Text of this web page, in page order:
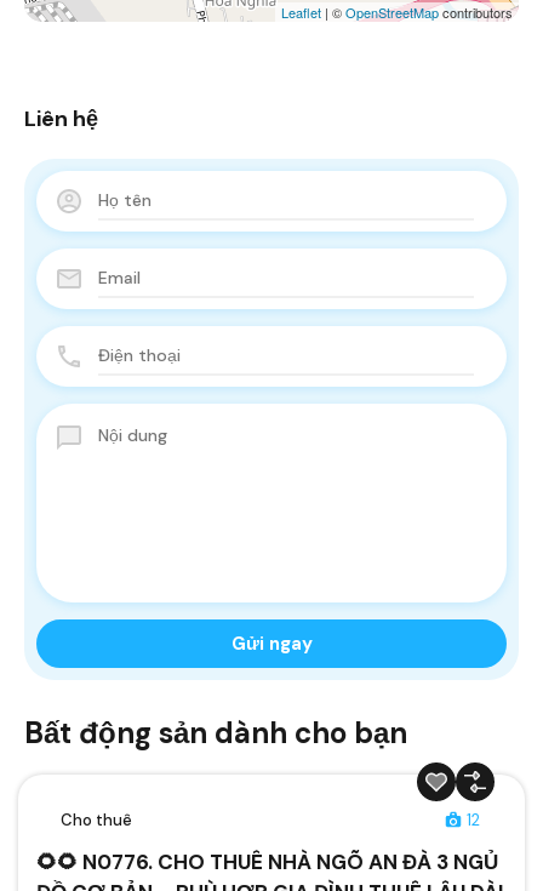
Leaflet | ©OpenStreetMapcontributors
Liên hệ
Bất động sản dành cho bạn
Cho thuê 12
🌻🌻 N0776. CHO THUÊ NHÀ NGÕ AN ĐÀ 3 NGỦ